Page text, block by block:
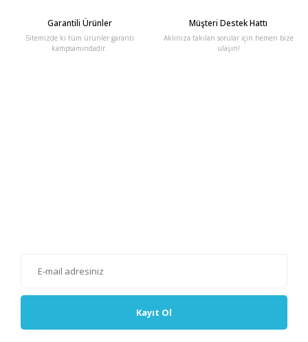
Garantili Ürünler
Sitemizde ki tüm ürünler garanti
kampsamındadır.
Müşteri Destek Hattı
Aklınıza takılan sorular için hemen bize
ulaşın!
Kayıt Ol